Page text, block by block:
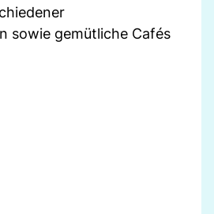
sowie gemütliche Cafés